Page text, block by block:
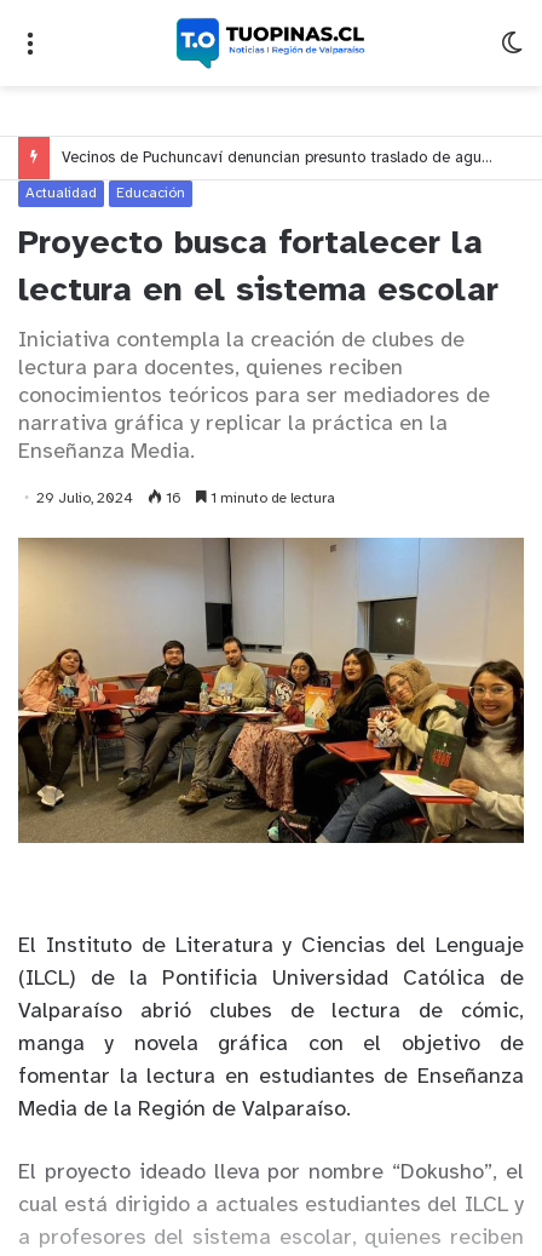
Vecinos de Puchuncaví denuncian presunto traslado de aguas servidas hacia Concón desde planta cuestionada por Contraloría
Actualidad Educación
Proyecto busca fortalecer la
lectura en el sistema escolar
Iniciativa contempla la creación de clubes de
lectura para docentes, quienes reciben
conocimientos teóricos para ser mediadores de
narrativa gráfica y replicar la práctica en la
Enseñanza Media.
29 Julio, 2024 16 1 minuto de lectura
El Instituto de Literatura y Ciencias del Lenguaje
(ILCL) de la Pontificia Universidad Católica de
Valparaíso abrió clubes de lectura de cómic,
manga y novela gráfica con el objetivo de
fomentar la lectura en estudiantes de Enseñanza
Media de la Región de Valparaíso.
El proyecto ideado lleva por nombre “Dokusho”, el
cual está dirigido a actuales estudiantes del ILCL y
a profesores del sistema escolar, quienes reciben